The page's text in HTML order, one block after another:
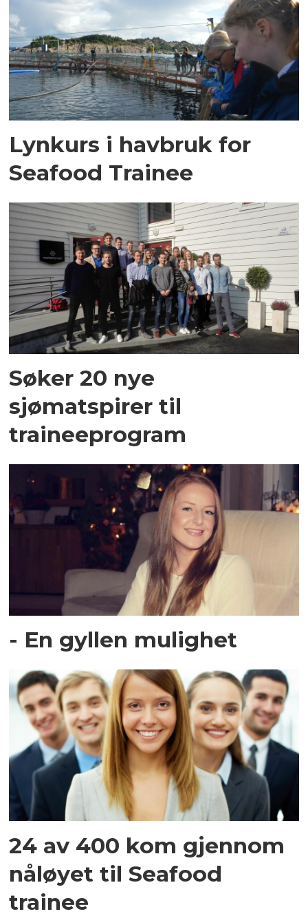
Lynkurs i havbruk for
Seafood Trainee
Søker 20 nye
sjømatspirer til
traineeprogram
- En gyllen mulighet
24 av 400 kom gjennom
nåløyet til Seafood
trainee